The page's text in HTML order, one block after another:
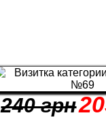
240 грн